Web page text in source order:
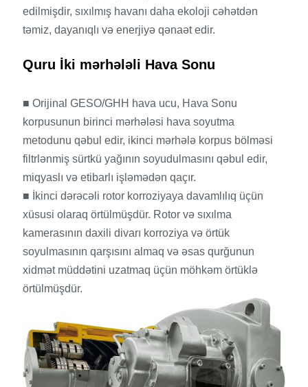
edilmişdir, sıxılmış havanı daha ekoloji cəhətdən
təmiz, dayanıqlı və enerjiyə qənaət edir.
Quru İki mərhələli Hava Sonu
■ Orijinal GESO/GHH hava ucu, Hava Sonu
korpusunun birinci mərhələsi hava soyutma
metodunu qəbul edir, ikinci mərhələ korpus bölməsi
filtrlənmiş sürtkü yağının soyudulmasını qəbul edir,
miqyaslı və etibarlı işləmədən qaçır.
■ İkinci dərəcəli rotor korroziyaya davamlılıq üçün
xüsusi olaraq örtülmüşdür. Rotor və sıxılma
kamerasının daxili divarı korroziya və örtük
soyulmasının qarşısını almaq və əsas qurğunun
xidmət müddətini uzatmaq üçün möhkəm örtüklə
örtülmüşdür.